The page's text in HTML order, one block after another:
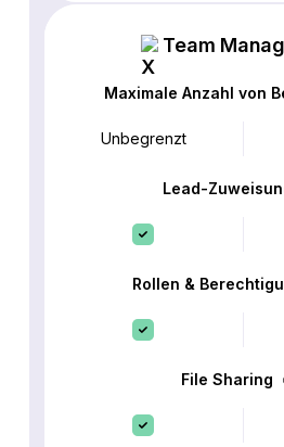
Team
Maximale Anzahl von
Unbegrenzt
Lead-
Rollen &
File Sharing